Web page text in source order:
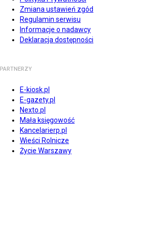
Zmiana ustawień zgód
Regulamin serwisu
Informacje o nadawcy
Deklaracja dostępności
PARTNERZY
E-kiosk.pl
E-gazety.pl
Nexto.pl
Mała księgowość
Kancelarierp.pl
Wieści Rolnicze
Życie Warszawy